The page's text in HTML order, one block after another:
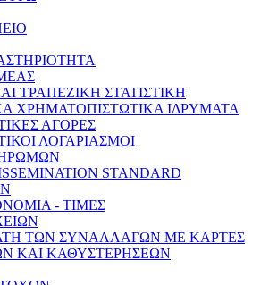
ΤΡΑΠΕΖΙΚΗ ΣΤΑΤΙΣΤΙΚΗ
ΧΡΗΜΑΤΟΠΙΣΤΩΤΙΚΑ ΙΔΡΥΜΑΤΑ
ΑΓΟΡΕΣ
ΛΟΓΑΡΙΑΣΜΟΙ
STANDARD
- ΤΙΜΕΣ
ΤΩΝ ΣΥΝΑΛΛΑΓΩΝ ΜΕ ΚΑΡΤΕΣ
ΚΑΙ ΚΑΘΥΣΤΕΡΗΣΕΩΝ